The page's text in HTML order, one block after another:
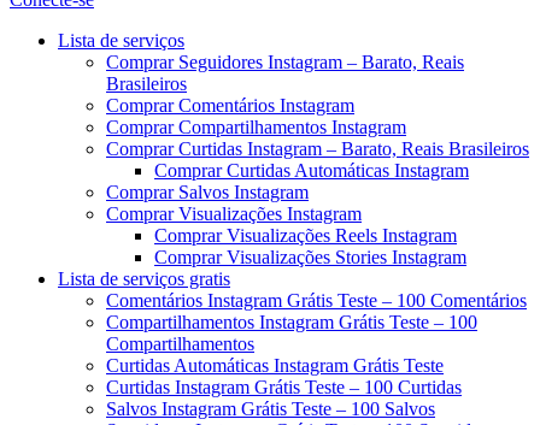
Menu
Lista de serviços
Comprar Seguidores Instagram – Barato, Reais
Brasileiros
Comprar Comentários Instagram
Comprar Compartilhamentos Instagram
Comprar Curtidas Instagram – Barato, Reais Brasileiros
Comprar Curtidas Automáticas Instagram
Comprar Salvos Instagram
Comprar Visualizações Instagram
Comprar Visualizações Reels Instagram
Comprar Visualizações Stories Instagram
Lista de serviços gratis
Comentários Instagram Grátis Teste – 100 Comentários
Compartilhamentos Instagram Grátis Teste – 100
Compartilhamentos
Curtidas Automáticas Instagram Grátis Teste
Curtidas Instagram Grátis Teste – 100 Curtidas
Salvos Instagram Grátis Teste – 100 Salvos